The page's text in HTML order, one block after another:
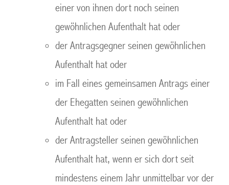
einer von ihnen dort noch seinen
gewöhnlichen Aufenthalt hat oder
der Antragsgegner seinen gewöhnlichen
Aufenthalt hat oder
im Fall eines gemeinsamen Antrags einer
der Ehegatten seinen gewöhnlichen
Aufenthalt hat oder
der Antragsteller seinen gewöhnlichen
Aufenthalt hat, wenn er sich dort seit
mindestens einem Jahr unmittelbar vor der